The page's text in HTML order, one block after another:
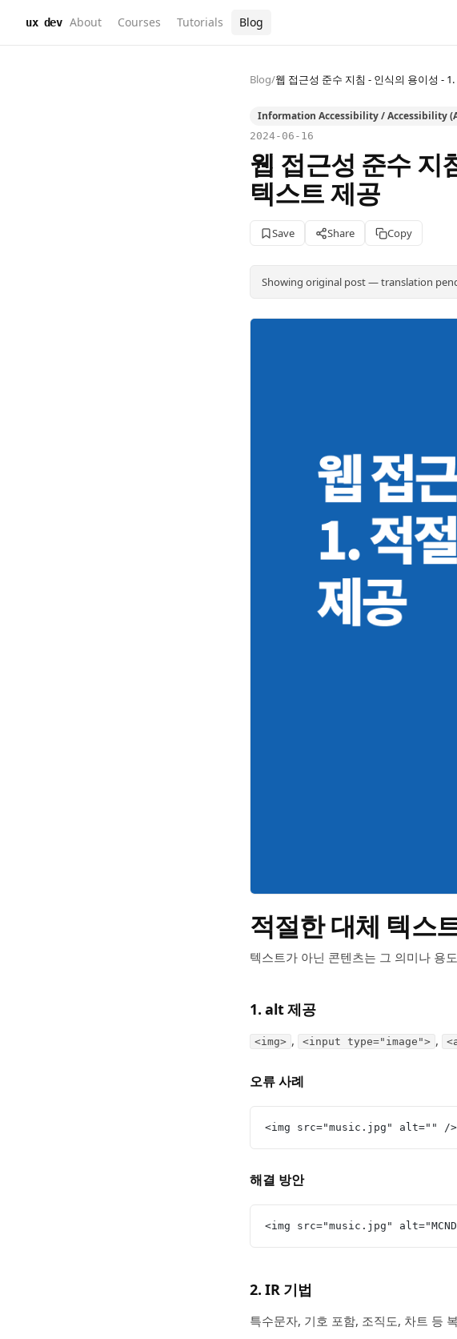
ux dev About Courses Tutorials Blog
Blog/웹 접근성 준수 지침 - 인식의 용이성 -
Information Accessibility / Accessibility
2024-06-16
웹 접근성 준수 지
텍스트 제공
Save Share Copy
Showing original post — translation
적절한 대체 텍스
텍스트가 아닌 콘텐츠는 그 의미나 용
1. alt 제공
<img> , <input type="image"> ,
오류 사례
<img src="music.jpg" alt="" />
해결 방안
<img src="music.jpg" alt="MCND
2. IR 기법
특수문자, 기호 포함, 조직도, 차트 등